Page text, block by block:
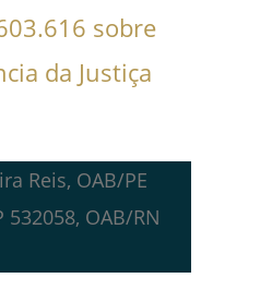
sobre
da Justiça
Reis, OAB/PE
532058, OAB/RN